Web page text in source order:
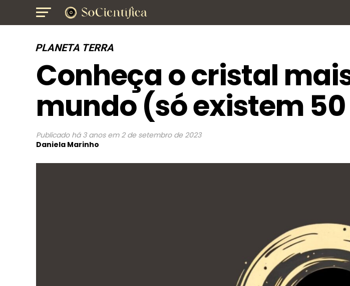
PLANETA TERRA
Conheça o cristal
mundo (só existem
Publicado há 3 anos em 2 de setembro de 2023
Daniela Marinho